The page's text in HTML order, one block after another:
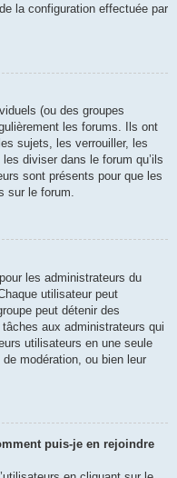
la configuration effectuée par
(ou des groupes
les forums. Ils ont
sujets, les verrouiller, les
diviser dans le forum qu’ils
sont présents pour que les
sur le forum.
les administrateurs du
utilisateur peut
peut détenir des
aux administrateurs qui
utilisateurs en une seule
modération, ou bien leur
puis-je en rejoindre